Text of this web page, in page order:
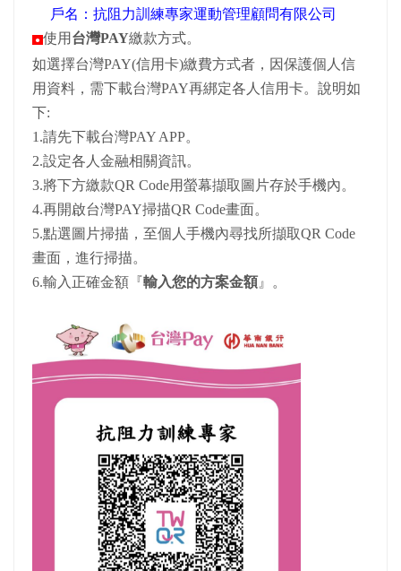
戶名：抗阻力訓練專家運動管理顧問有限公司
● ​使用 台灣PAY繳款方式。
如選擇台灣PAY(信用卡)繳費方式者，因保護個人信
用資料，需下載台灣PAY再綁定各人信用卡。說明如
下:
1.請先下載台灣PAY APP。
2.設定各人金融相關資訊。
3.將下方繳款QR Code用螢幕擷取圖片存於手機內。
4.再開啟台灣PAY掃描QR Code畫面。
5.點選圖片掃描，至個人手機內尋找所擷取QR Code
畫面，進行掃描。
6.輸入正確金額『輸入您的方案金額』。